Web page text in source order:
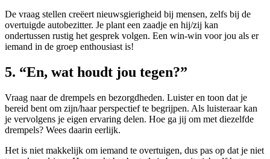
De vraag stellen creëert nieuwsgierigheid bij mensen, zelfs bij de
overtuigde autobezitter. Je plant een zaadje en hij/zij kan
ondertussen rustig het gesprek volgen. Een win-win voor jou als er
iemand in de groep enthousiast is!
5. “En, wat houdt jou tegen?”
Vraag naar de drempels en bezorgdheden. Luister en toon dat je
bereid bent om zijn/haar perspectief te begrijpen. Als luisteraar kan
je vervolgens je eigen ervaring delen. Hoe ga jij om met diezelfde
drempels? Wees daarin eerlijk.
Het is niet makkelijk om iemand te overtuigen, dus pas op dat je niet